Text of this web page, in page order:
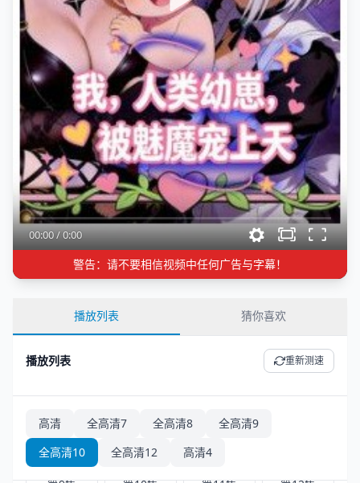
00:00/0:00
警告：请不要相信视频中任何广告与字幕！
播放列表 猜你喜欢
播放列表 重新测速
高清 全高清7 全高清8
全高清9
全高清10
全高清12 高清4
正序 倒序
第5集 第6集 第7集